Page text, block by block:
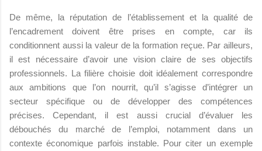
De même, la réputation de l’établissement et la qualité de
l’encadrement doivent être prises en compte, car ils
conditionnent aussi la valeur de la formation reçue. Par ailleurs,
il est nécessaire d’avoir une vision claire de ses objectifs
professionnels. La filière choisie doit idéalement correspondre
aux ambitions que l’on nourrit, qu’il s’agisse d’intégrer un
secteur spécifique ou de développer des compétences
précises. Cependant, il est aussi crucial d’évaluer les
débouchés du marché de l’emploi, notamment dans un
contexte économique parfois instable. Pour citer un exemple